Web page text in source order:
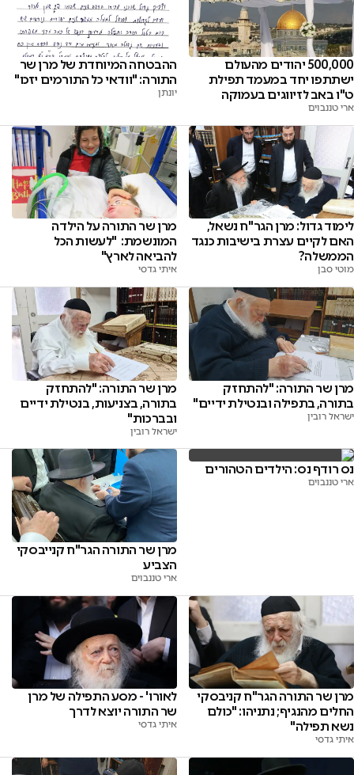
500,000 יהודים מהעולם
ישתתפו יחד במעמד תפילת
ט"ו באב לזיווגים בעמוקה
ארי טננבוים
ההבטחה המיוחדת של מרן שר
התורה: "וודאי כל התורמים יזכו"
יונתן
לימוד גדול: מרן הגר"ח נשאל,
האם לקיים עצרת בישיבות כנגד
הממשלה?
מוטי סבן
מרן שר התורה על הילדה
המונשמת: "לעשות הכל
להביאה לארץ"
איתי גדסי
מרן שר התורה: "להתחזק
בתורה, בתפילה ובנטילת ידיים"
ישראל רובין
מרן שר התורה: "להתחזק
בתורה, בצניעות, בנטילת ידיים
ובברכות"
ישראל רובין
נס רודף נס: הילדים הטהורים
ארי טננבוים
מרן שר התורה הגר"ח קנייבסקי
הצביע
ארי טננבוים
מרן שר התורה הגר"ח קניבסקי
החלים מהנגיף; נתניהו: "כולם
נשא תפילה"
איתי גדסי
לאורו' - מסע התפילה של מרן
שר התורה יוצא לדרך
איתי גדסי